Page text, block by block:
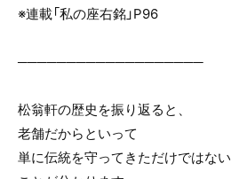
※連載「私の座右銘」P96
───────────────────
松翁軒の歴史を振り返ると、
老舗だからといって
単に伝統を守ってきただけではない